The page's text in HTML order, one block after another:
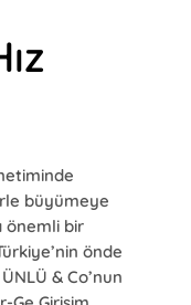
büyümeye
önemli bir
önde
& Co’nun